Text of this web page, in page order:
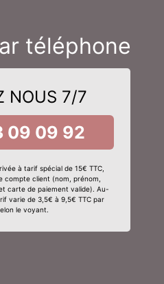
téléphone
NOUS 7/7
09 09 92
à tarif spécial de 15€ TTC,
compte client (nom, prénom,
carte de paiement valide). Au-
varie de 3,5€ à 9,5€ TTC par
le voyant.